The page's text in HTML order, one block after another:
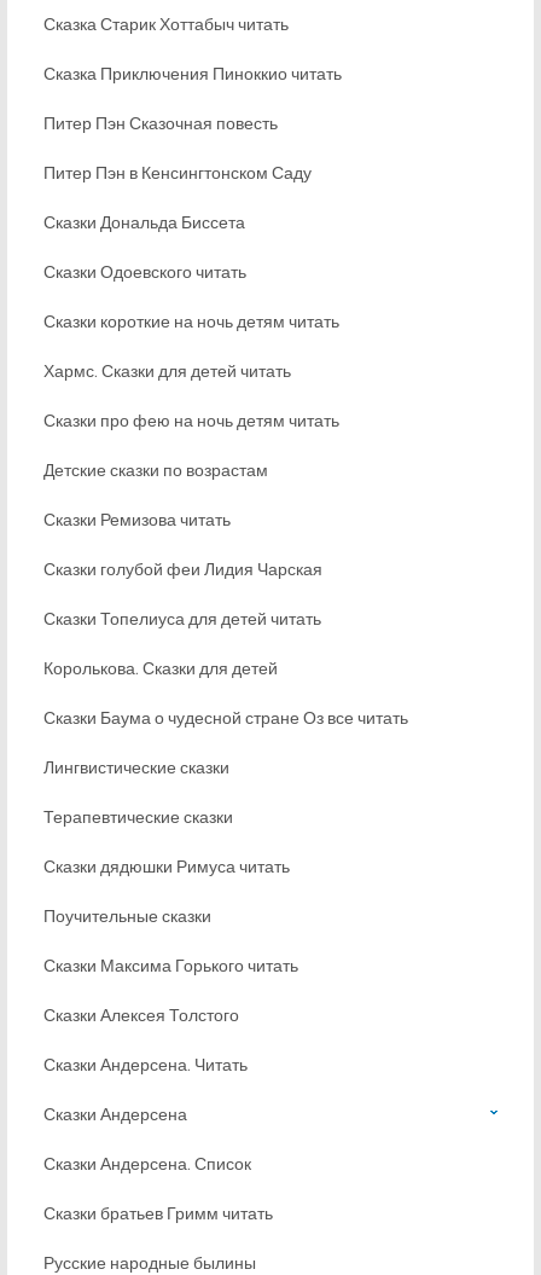
Сказка Старик Хоттабыч читать
Сказка Приключения Пиноккио читать
Питер Пэн Сказочная повесть
Питер Пэн в Кенсингтонском Саду
Сказки Дональда Биссета
Сказки Одоевского читать
Сказки короткие на ночь детям читать
Хармс. Сказки для детей читать
Сказки про фею на ночь детям читать
Детские сказки по возрастам
Сказки Ремизова читать
Сказки голубой феи Лидия Чарская
Сказки Топелиуса для детей читать
Королькова. Сказки для детей
Сказки Баума о чудесной стране Оз все читать
Лингвистические сказки
Терапевтические сказки
Сказки дядюшки Римуса читать
Поучительные сказки
Сказки Максима Горького читать
Сказки Алексея Толстого
Сказки Андерсена. Читать
Сказки Андерсена
Сказки Андерсена. Список
Сказки братьев Гримм читать
Русские народные былины